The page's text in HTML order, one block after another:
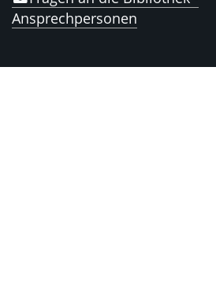
Ansprechpersonen